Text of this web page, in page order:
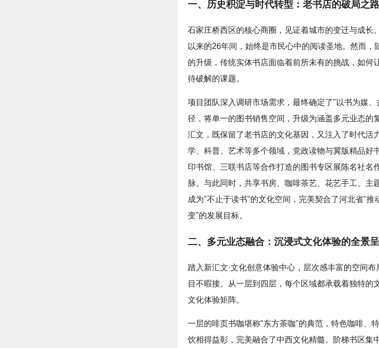
一、历史积淀与时代转型：老书店的破局之路
石家庄桥西区的核心商圈，见证着城市的变迁与成长
以来的26年间，始终是市民心中的阅读圣地。然而
的升级，传统实体书店面临着前所未有的挑战，如何
待破解的课题。
项目团队深入调研市场需求，最终确定了"以书为媒
径，将单一的图书销售空间，升级为涵盖多元业态的
汇文，既保留了老书店的文化基因，又注入了时代活
学、科普、艺术等多个领域，党政读物与冀版精品好
印书馆、三联书店等合作打造的图书专区展陈名社名
脉。与此同时，共享书房、咖啡茶艺、花艺手工、主
成为"不止于读书"的文化空间，完美契合了河北省"推
变"的发展目标。
二、多元业态融合：沉浸式文化体验的全景
踏入新汇文·文化创意体验中心，层次感丰富的空间
目不暇接。从一层到四层，每个区域都承载着独特的
文化体验矩阵。
一层的啡页书咖堪称"东方茶咖"的典范，特色咖啡、
饮相得益彰，完美融合了中西文化精髓。阶梯书区集